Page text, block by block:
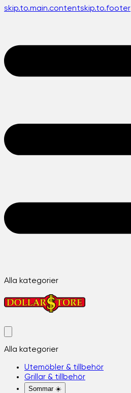
skip.to.main.contentskip.to.footer
Alla kategorier
Alla kategorier
Utemöbler & tillbehör
Grillar & tillbehör
Sommar ☀️